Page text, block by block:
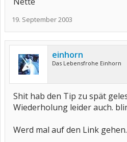
19. September 2003
einhorn
Das Lebensfrohe Einhorn
Shit hab den Tip zu spät
Wiederholung leider auch.
Werd mal auf den Link gehen.